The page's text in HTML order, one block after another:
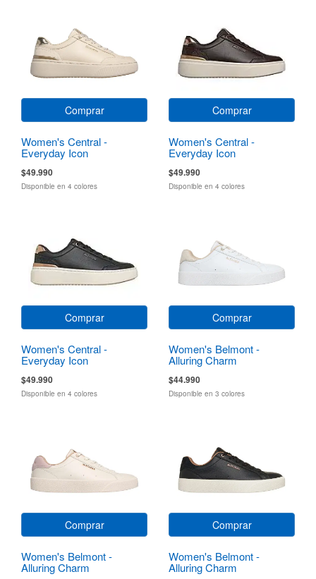
Comprar
Women's Central -
Everyday Icon
$49.990
Disponible en 4 colores
Comprar
Women's Central -
Everyday Icon
$49.990
Disponible en 4 colores
Comprar
Women's Central -
Everyday Icon
$49.990
Disponible en 4 colores
Comprar
Women's Belmont -
Alluring Charm
$44.990
Disponible en 3 colores
Comprar
Women's Belmont -
Alluring Charm
Comprar
Women's Belmont -
Alluring Charm